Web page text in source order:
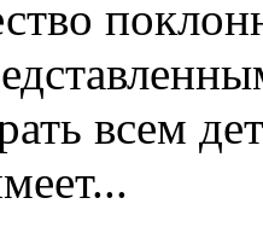
всем